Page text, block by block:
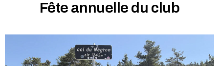
Fête annuelle du club